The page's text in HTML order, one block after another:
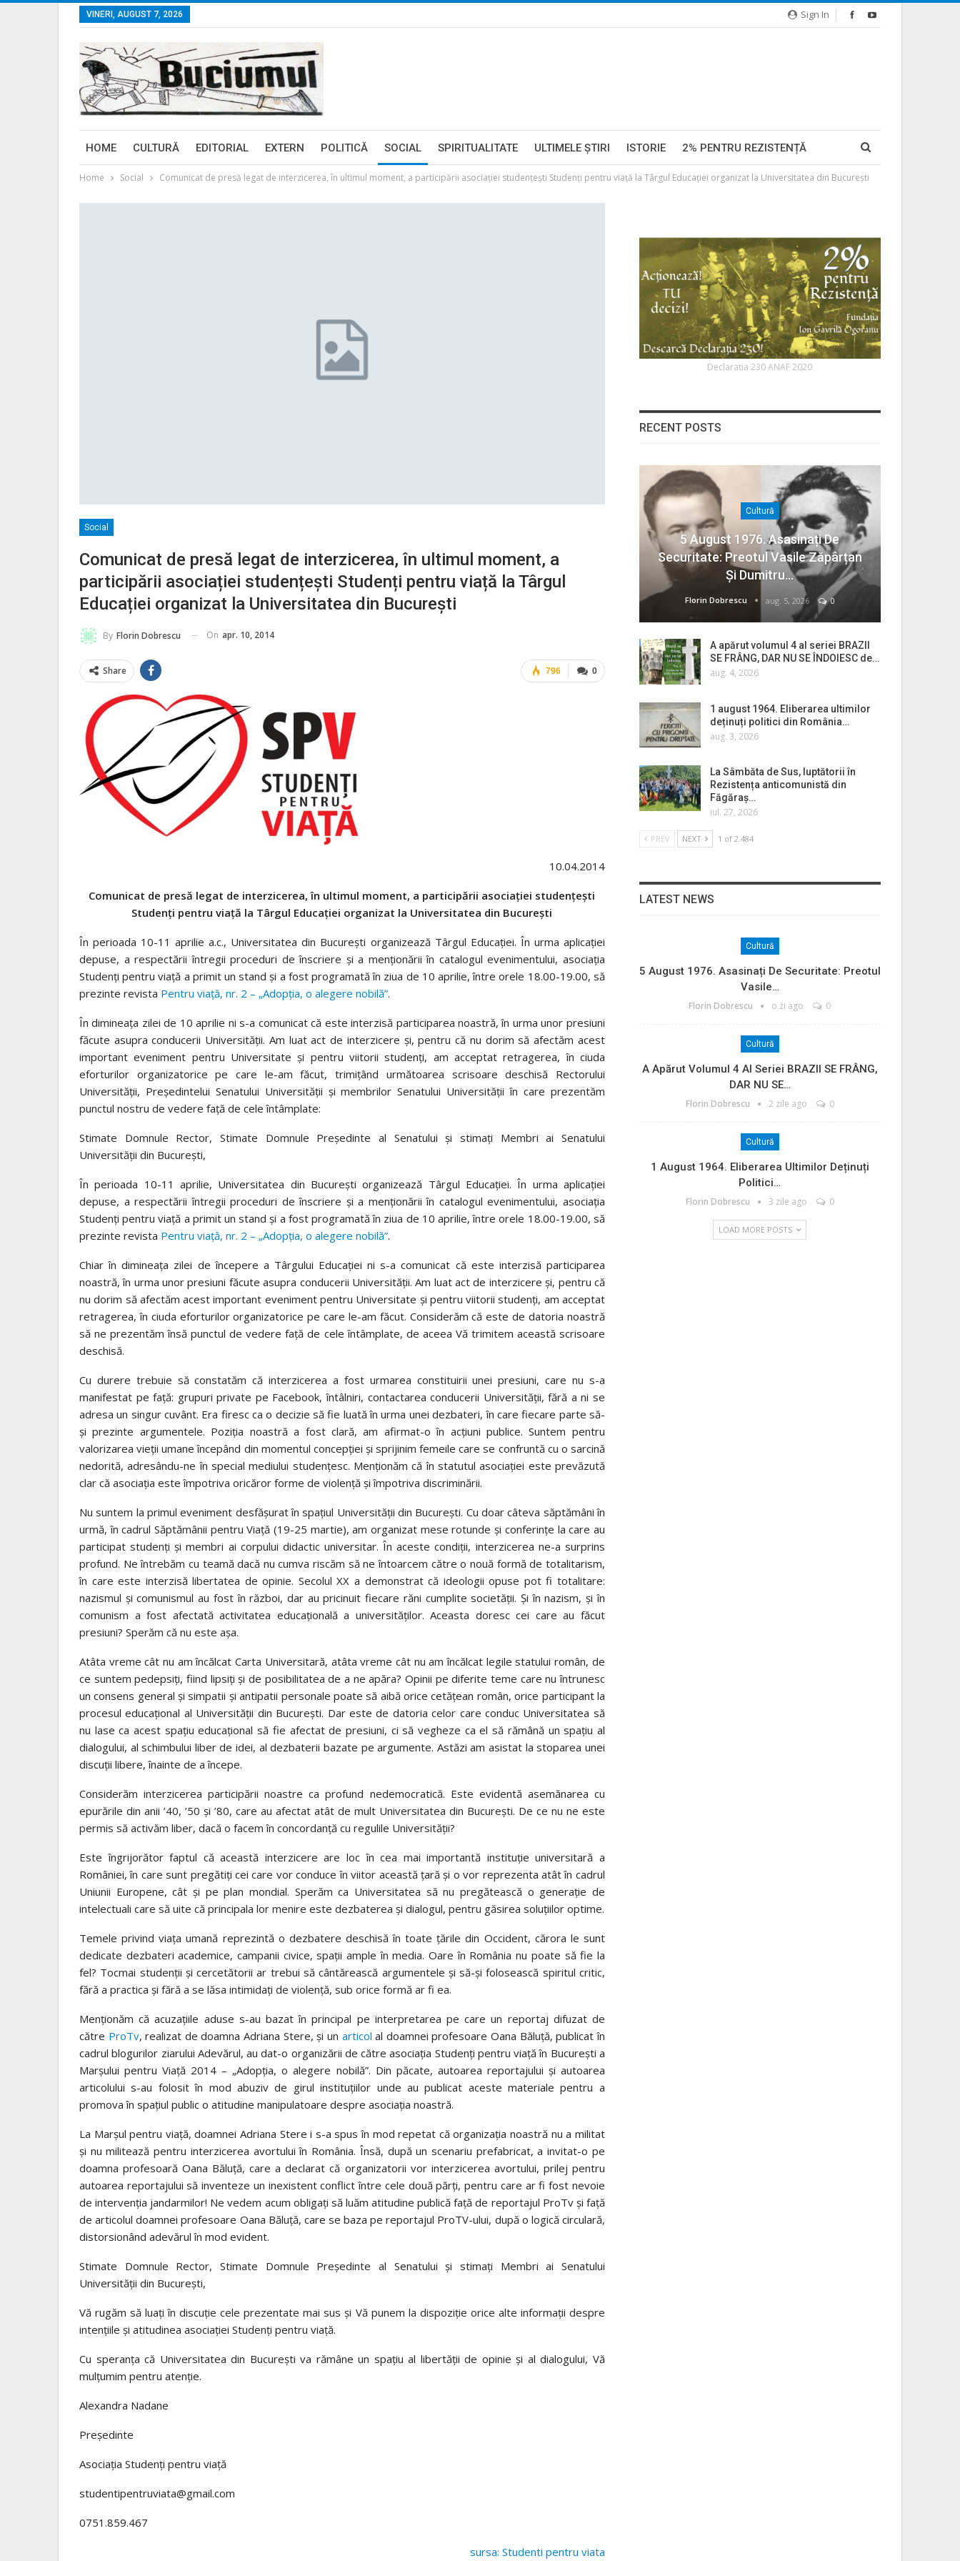
Sign In
VINERI, AUGUST 7, 2026
HOME CULTURĂ EDITORIAL EXTERN POLITICĂ SOCIAL SPIRITUALITATE ULTIMELE ŞTIRI ISTORIE 2% PENTRU REZISTENȚĂ
Home Social Comunicat de presă legat de interzicerea, în ultimul moment, a participării asociației studențești Studenți pentru viață la Târgul Educației organizat la Universitatea din București
Social
Comunicat de presă legat de interzicerea, în ultimul moment, a
participării asociației studențești Studenți pentru viață la Târgul
Educației organizat la Universitatea din București
By Florin Dobrescu On apr. 10, 2014
0
796
Share
10.04.2014
Comunicat de presă legat de interzicerea, în ultimul moment, a participării asociației studențești
Studenți pentru viață la Târgul Educației organizat la Universitatea din București
În perioada 10-11 aprilie a.c., Universitatea din București organizează Târgul Educației. În urma aplicației
depuse, a respectării întregii proceduri de înscriere și a menționării în catalogul evenimentului, asociația
Studenți pentru viață a primit un stand și a fost programată în ziua de 10 aprilie, între orele 18.00-19.00, să
prezinte revista Pentru viață, nr. 2 – „Adopția, o alegere nobilă”.
În dimineața zilei de 10 aprilie ni s-a comunicat că este interzisă participarea noastră, în urma unor presiuni
făcute asupra conducerii Universității. Am luat act de interzicere și, pentru că nu dorim să afectăm acest
important eveniment pentru Universitate și pentru viitorii studenți, am acceptat retragerea, în ciuda
eforturilor organizatorice pe care le-am făcut, trimițând următoarea scrisoare deschisă Rectorului
Universității, Președintelui Senatului Universității și membrilor Senatului Universității în care prezentăm
punctul nostru de vedere față de cele întâmplate:
Stimate Domnule Rector, Stimate Domnule Președinte al Senatului și stimați Membri ai Senatului
Universității din București,
În perioada 10-11 aprilie, Universitatea din București organizează Târgul Educației. În urma aplicației
depuse, a respectării întregii proceduri de înscriere și a menționării în catalogul evenimentului, asociația
Studenți pentru viață a primit un stand și a fost programată în ziua de 10 aprilie, între orele 18.00-19.00, să
prezinte revista Pentru viață, nr. 2 – „Adopția, o alegere nobilă”.
Chiar în dimineața zilei de începere a Târgului Educației ni s-a comunicat că este interzisă participarea
noastră, în urma unor presiuni făcute asupra conducerii Universității. Am luat act de interzicere și, pentru că
nu dorim să afectăm acest important eveniment pentru Universitate și pentru viitorii studenți, am acceptat
retragerea, în ciuda eforturilor organizatorice pe care le-am făcut. Considerăm că este de datoria noastră
să ne prezentăm însă punctul de vedere față de cele întâmplate, de aceea Vă trimitem această scrisoare
deschisă.
Cu durere trebuie să constatăm că interzicerea a fost urmarea constituirii unei presiuni, care nu s-a
manifestat pe față: grupuri private pe Facebook, întâlniri, contactarea conducerii Universității, fără a ni se
adresa un singur cuvânt. Era firesc ca o decizie să fie luată în urma unei dezbateri, în care fiecare parte să-
și prezinte argumentele. Poziția noastră a fost clară, am afirmat-o în acțiuni publice. Suntem pentru
valorizarea vieții umane începând din momentul concepției și sprijinim femeile care se confruntă cu o sarcină
nedorită, adresându-ne în special mediului studențesc. Menționăm că în statutul asociației este prevăzută
clar că asociația este împotriva oricăror forme de violență și împotriva discriminării.
Nu suntem la primul eveniment desfășurat în spațiul Universității din București. Cu doar câteva săptămâni în
urmă, în cadrul Săptămânii pentru Viață (19-25 martie), am organizat mese rotunde și conferințe la care au
participat studenți și membri ai corpului didactic universitar. În aceste condiții, interzicerea ne-a surprins
profund. Ne întrebăm cu teamă dacă nu cumva riscăm să ne întoarcem către o nouă formă de totalitarism,
în care este interzisă libertatea de opinie. Secolul XX a demonstrat că ideologii opuse pot fi totalitare:
nazismul și comunismul au fost în război, dar au pricinuit fiecare răni cumplite societății. Și în nazism, și în
comunism a fost afectată activitatea educațională a universităților. Aceasta doresc cei care au făcut
presiuni? Sperăm că nu este așa.
Atâta vreme cât nu am încălcat Carta Universitară, atâta vreme cât nu am încălcat legile statului român, de
ce suntem pedepsiți, fiind lipsiți și de posibilitatea de a ne apăra? Opinii pe diferite teme care nu întrunesc
un consens general și simpatii și antipatii personale poate să aibă orice cetățean român, orice participant la
procesul educațional al Universității din București. Dar este de datoria celor care conduc Universitatea să
nu lase ca acest spațiu educațional să fie afectat de presiuni, ci să vegheze ca el să rămână un spațiu al
dialogului, al schimbului liber de idei, al dezbaterii bazate pe argumente. Astăzi am asistat la stoparea unei
discuții libere, înainte de a începe.
Considerăm interzicerea participării noastre ca profund nedemocratică. Este evidentă asemănarea cu
epurările din anii ’40, ’50 și ’80, care au afectat atât de mult Universitatea din București. De ce nu ne este
permis să activăm liber, dacă o facem în concordanță cu regulile Universității?
Este îngrijorător faptul că această interzicere are loc în cea mai importantă instituție universitară a
României, în care sunt pregătiți cei care vor conduce în viitor această țară și o vor reprezenta atât în cadrul
Uniunii Europene, cât și pe plan mondial. Sperăm ca Universitatea să nu pregătească o generație de
intelectuali care să uite că principala lor menire este dezbaterea și dialogul, pentru găsirea soluțiilor optime.
Temele privind viața umană reprezintă o dezbatere deschisă în toate țările din Occident, cărora le sunt
dedicate dezbateri academice, campanii civice, spații ample în media. Oare în România nu poate să fie la
fel? Tocmai studenții și cercetătorii ar trebui să cântărească argumentele și să-și folosească spiritul critic,
fără a practica și fără a se lăsa intimidați de violență, sub orice formă ar fi ea.
Menționăm că acuzațiile aduse s-au bazat în principal pe interpretarea pe care un reportaj difuzat de
către ProTv, realizat de doamna Adriana Stere, și un articol al doamnei profesoare Oana Băluță, publicat în
cadrul blogurilor ziarului Adevărul, au dat-o organizării de către asociația Studenți pentru viață în București a
Marșului pentru Viață 2014 – „Adopția, o alegere nobilă”. Din păcate, autoarea reportajului și autoarea
articolului s-au folosit în mod abuziv de girul instituțiilor unde au publicat aceste materiale pentru a
promova în spațiul public o atitudine manipulatoare despre asociația noastră.
La Marșul pentru viață, doamnei Adriana Stere i s-a spus în mod repetat că organizația noastră nu a militat
și nu militează pentru interzicerea avortului în România. Însă, după un scenariu prefabricat, a invitat-o pe
doamna profesoară Oana Băluță, care a declarat că organizatorii vor interzicerea avortului, prilej pentru
autoarea reportajului să inventeze un inexistent conflict între cele două părți, pentru care ar fi fost nevoie
de intervenția jandarmilor! Ne vedem acum obligați să luăm atitudine publică față de reportajul ProTv și față
de articolul doamnei profesoare Oana Băluță, care se baza pe reportajul ProTV-ului, după o logică circulară,
distorsionând adevărul în mod evident.
Stimate Domnule Rector, Stimate Domnule Președinte al Senatului și stimați Membri ai Senatului
Universității din București,
Vă rugăm să luați în discuție cele prezentate mai sus și Vă punem la dispoziție orice alte informații despre
intențiile și atitudinea asociației Studenți pentru viață.
Cu speranța că Universitatea din București va rămâne un spațiu al libertății de opinie și al dialogului, Vă
mulțumim pentru atenție.
Alexandra Nadane
Președinte
Asociația Studenți pentru viață
studentipentruviata@gmail.com
0751.859.467
sursa: Studenti pentru viata
Declaratia 230 ANAF 2020
RECENT POSTS
Cultură
5 August 1976. Asasinați De
Securitate: Preotul Vasile Zăpârțan
Și Dumitru…
Florin Dobrescu aug. 5, 2026 0
A apărut volumul 4 al seriei BRAZII
SE FRÂNG, DAR NU SE ÎNDOIESC de…
aug. 4, 2026
1 august 1964. Eliberarea ultimilor
deținuți politici din România…
aug. 3, 2026
La Sâmbăta de Sus, luptătorii în
Rezistența anticomunistă din
Făgăraș…
iul. 27, 2026
PREV NEXT 1 of 2.484
LATEST NEWS
Cultură
5 August 1976. Asasinați De Securitate: Preotul
Vasile…
Florin Dobrescu o zi ago 0
Cultură
A Apărut Volumul 4 Al Seriei BRAZII SE FRÂNG,
DAR NU SE…
Florin Dobrescu 2 zile ago 0
Cultură
1 August 1964. Eliberarea Ultimilor Deținuți
Politici…
Florin Dobrescu 3 zile ago 0
LOAD MORE POSTS